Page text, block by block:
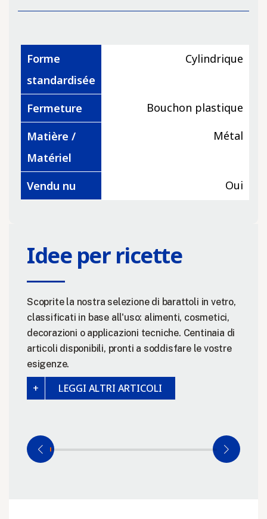
Forme
standardisée
Cylindrique
Fermeture
Bouchon plastique
Matière /
Matériel
Métal
Vendu nu Oui
Idee per ricette
Scoprite la nostra selezione di barattoli in vetro,
classificati in base all'uso: alimenti, cosmetici,
decorazioni o applicazioni tecniche. Centinaia di
articoli disponibili, pronti a soddisfare le vostre
esigenze.
LEGGI ALTRI ARTICOLI